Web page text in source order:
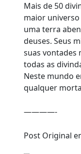
Mais de 50
maior
uma terra
deuses. Seus
suas vontades
todas as
Neste mundo
qualquer
————-
Post Original